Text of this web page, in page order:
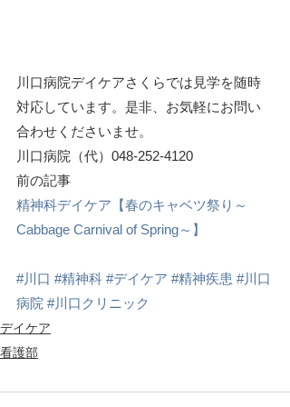
川口病院デイケアさくらでは見学を随時
対応しています。是非、お気軽にお問い
合わせくださいませ。
川口病院（代）048-252-4120
前の記事
精神科デイケア【春のキャベツ祭り～
Cabbage Carnival of Spring～】
#川口 #精神科 #デイケア #精神疾患 #川口
病院 #川口クリニック
デイケア
看護部